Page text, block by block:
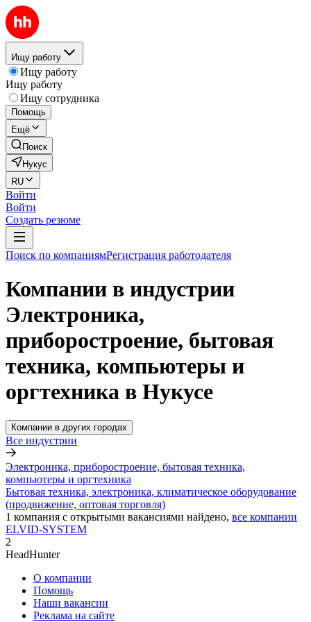
Ищу работу
Ищу работу
Ищу работу
Ищу сотрудника
Помощь
Ещё
Поиск
Нукус
RU
Войти
Войти
Создать резюме
Поиск по компаниямРегистрация работодателя
Компании в индустрии
Электроника,
приборостроение, бытовая
техника, компьютеры и
оргтехника в Нукусе
Компании в других городах
Все индустрии
Электроника, приборостроение, бытовая техника,
компьютеры и оргтехника
Бытовая техника, электроника, климатическое оборудование
(продвижение, оптовая торговля)
1 компания с открытыми вакансиями найдено, все компании
ELVID-SYSTEM
2
HeadHunter
О компании
Помощь
Наши вакансии
Реклама на сайте